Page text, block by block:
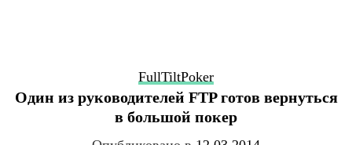
FullTiltPoker
Один из руководителей FTP готов вернуться
в большой покер